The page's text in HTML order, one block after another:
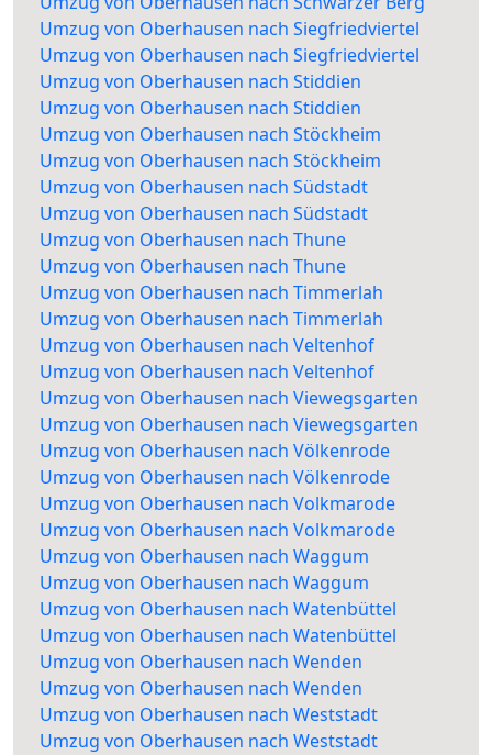
Umzug von Oberhausen nach Siegfriedviertel
Umzug von Oberhausen nach Siegfriedviertel
Umzug von Oberhausen nach Stiddien
Umzug von Oberhausen nach Stiddien
Umzug von Oberhausen nach Stöckheim
Umzug von Oberhausen nach Stöckheim
Umzug von Oberhausen nach Südstadt
Umzug von Oberhausen nach Südstadt
Umzug von Oberhausen nach Thune
Umzug von Oberhausen nach Thune
Umzug von Oberhausen nach Timmerlah
Umzug von Oberhausen nach Timmerlah
Umzug von Oberhausen nach Veltenhof
Umzug von Oberhausen nach Veltenhof
Umzug von Oberhausen nach Viewegsgarten
Umzug von Oberhausen nach Viewegsgarten
Umzug von Oberhausen nach Völkenrode
Umzug von Oberhausen nach Völkenrode
Umzug von Oberhausen nach Volkmarode
Umzug von Oberhausen nach Volkmarode
Umzug von Oberhausen nach Waggum
Umzug von Oberhausen nach Waggum
Umzug von Oberhausen nach Watenbüttel
Umzug von Oberhausen nach Watenbüttel
Umzug von Oberhausen nach Wenden
Umzug von Oberhausen nach Wenden
Umzug von Oberhausen nach Weststadt
Umzug von Oberhausen nach Weststadt